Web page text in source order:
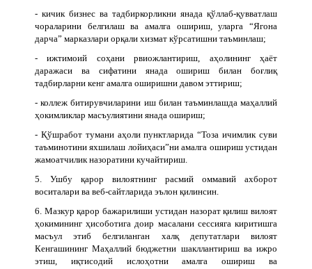
- кичик бизнес ва тадбиркорликни янада қўллаб-қувватлаш
чораларини белгилаш ва амалга ошириш, уларга “Ягона
дарча” марказлари орқали хизмат кўрсатишни таъминлаш;
- ижтимоий соҳани рвиожлантириш, аҳолининг ҳаёт
даражаси ва сифатини янада ошириш билан боғлиқ
тадбирларни кенг амалга оширишни давом эттириш;
- коллеж битирувчиларини иш билан таъминлашда маҳаллий
ҳокимликлар масъулиятини янада ошириш;
- Қўшработ тумани аҳоли пунктларида “Тоза ичимлик суви
таъминотини яхшилаш лойиҳаси”ни амалга ошириш устидан
жамоатчилик назоратини кучайтириш.
5. Ушбу қарор вилоятнинг расмий оммавий ахборот
воситалари ва веб-сайтларида эълон қилинсин.
6. Мазкур қарор бажарилиши устидан назорат қилиш вилоят
ҳокимининг ҳисоботига доир масалани сессияга киритишга
масъул этиб белгиланган халқ депутатлари вилоят
Кенгашининг Маҳаллий бюджетни шакллантириш ва ижро
этиш, иқтисодий ислоҳотни амалга ошириш ва